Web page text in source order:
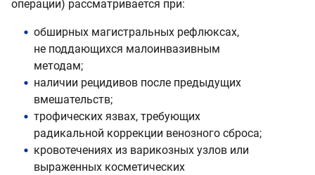
операции) рассматривается при:
обширных магистральных рефлюксах,
не поддающихся малоинвазивным
методам;
наличии рецидивов после предыдущих
вмешательств;
трофических язвах, требующих
радикальной коррекции венозного сброса;
кровотечениях из варикозных узлов или
выраженных косметических